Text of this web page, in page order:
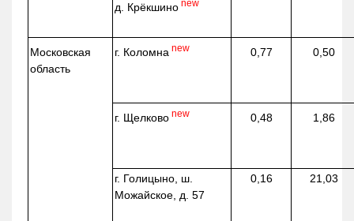
д. Крёкшино new
Московская
область
г. Коломна new 0,77 0,50
г. Щелково new 0,48 1,86
г. Голицыно, ш.
Можайское, д. 57
0,16 21,03